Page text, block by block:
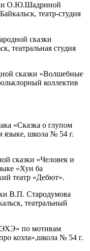
О.Ю.Шадриной
театр-студия
сказки
театральная студия
сказки «Волшебные
коллектив
«Сказка о глупом
языке, школа № 54 г.
сказки «Человек и
«Хун ба
театр «Дебют».
В.П. Стародумова
театральный
по мотивам
козла»,школа № 54 г.